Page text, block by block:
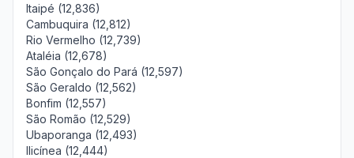
Itaipé (12,836)
Cambuquira (12,812)
Rio Vermelho (12,739)
Ataléia (12,678)
São Gonçalo do Pará (12,597)
São Geraldo (12,562)
Bonfim (12,557)
São Romão (12,529)
Ubaporanga (12,493)
Ilicínea (12,444)